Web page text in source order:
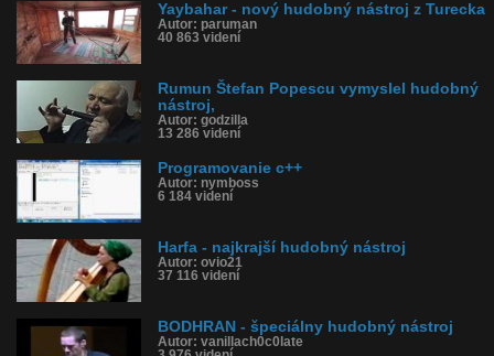
Yaybahar - nový hudobný nástroj z Turecka
Autor: paruman
40 863 videní
Rumun Štefan Popescu vymyslel hudobný
nástroj,
Autor: godzilla
13 286 videní
Programovanie c++
Autor: nymboss
6 184 videní
Harfa - najkrajší hudobný nástroj
Autor: ovio21
37 116 videní
BODHRAN - špeciálny hudobný nástroj
Autor: vanillach0c0late